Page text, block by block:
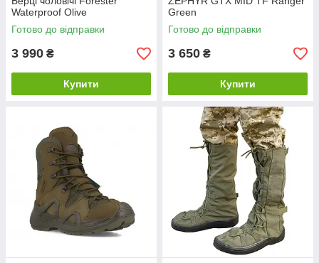
Waterproof Olive
Готово до відправки
3 990 ₴
Купити
Green
Готово до відправки
3 650 ₴
Купити